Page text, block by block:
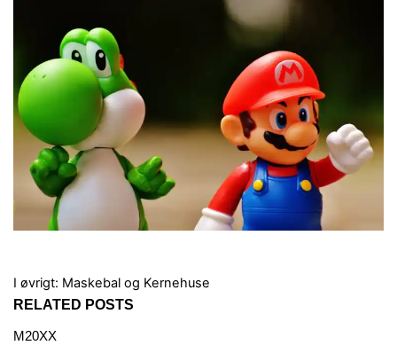
I øvrigt: Maskebal og Kernehuse
RELATED POSTS
M20XX